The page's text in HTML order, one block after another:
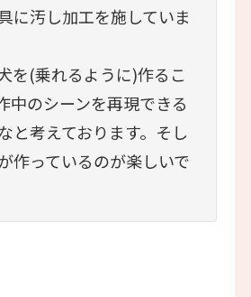
に汚し加工を施していま
を(乗れるように)作るこ
中のシーンを再現できる
と考えております。そし
作っているのが楽しいで